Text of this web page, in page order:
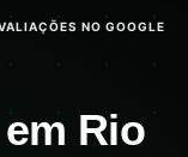
NO GOOGLE
Rio